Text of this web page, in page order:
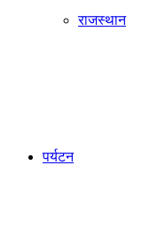
राजस्थान
पर्यटन